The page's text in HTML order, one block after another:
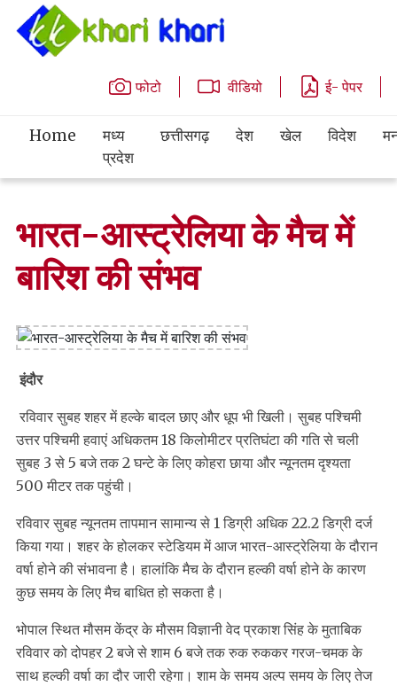
फोटो वीडियो ई- पेपर
Home
मध्य
प्रदेश
छत्तीसगढ़ देश खेल विदेश
भारत-आस्ट्रेलिया के मैच में
बारिश की संभव
इंदौर
रविवार सुबह शहर में हल्के बादल छाए और धूप भी खिली। सुबह पश्चिमी
उत्तर पश्चिमी हवाएं अधिकतम 18 किलोमीटर प्रतिघंटा की गति से चली
सुबह 3 से 5 बजे तक 2 घन्टे के लिए कोहरा छाया और न्यूनतम दृश्यता
500 मीटर तक पहुंची।
रविवार सुबह न्यूनतम तापमान सामान्य से 1 डिग्री अधिक 22.2 डिग्री दर्ज
किया गया। शहर के होलकर स्टेडियम में आज भारत-आस्ट्रेलिया के दौरान
वर्षा होने की संभावना है। हालांकि मैच के दौरान हल्की वर्षा होने के कारण
कुछ समय के लिए मैच बाधित हो सकता है।
भोपाल स्थित मौसम केंद्र के मौसम विज्ञानी वेद प्रकाश सिंह के मुताबिक
रविवार को दोपहर 2 बजे से शाम 6 बजे तक रुक रुककर गरज-चमक के
साथ हल्की वर्षा का दौर जारी रहेगा। शाम के समय अल्प समय के लिए तेज